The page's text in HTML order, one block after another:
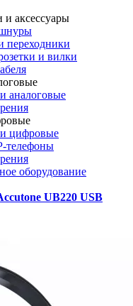
и аксессуары
переходники
и вилки
аналоговые
цифровые
телефоны
оборудование
UB220 USB